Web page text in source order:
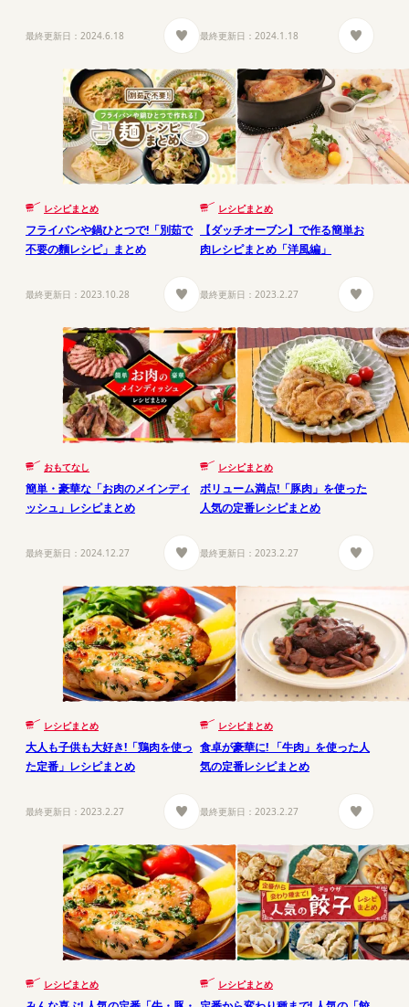
最終更新日： 2024.6.18 最終更新日： 2024.1.18
レシピまとめ
フライパンや鍋ひとつで!「別茹で
不要の麵レシピ」まとめ
最終更新日： 2023.10.28
レシピまとめ
【ダッチオーブン】で作る簡単お
肉レシピまとめ「洋風編」
最終更新日： 2023.2.27
おもてなし
簡単・豪華な「お肉のメインディ
ッシュ」レシピまとめ
最終更新日： 2024.12.27
レシピまとめ
ボリューム満点!「豚肉」を使った
人気の定番レシピまとめ
最終更新日： 2023.2.27
レシピまとめ
大人も子供も大好き!「鶏肉を使っ
た定番」レシピまとめ
最終更新日： 2023.2.27
レシピまとめ
食卓が豪華に! 「牛肉」を使った人
気の定番レシピまとめ
最終更新日： 2023.2.27
レシピまとめ レシピまとめ